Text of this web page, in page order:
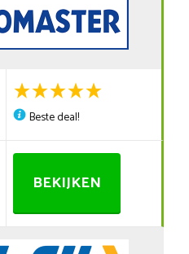
Beste deal!
BEKIJKEN